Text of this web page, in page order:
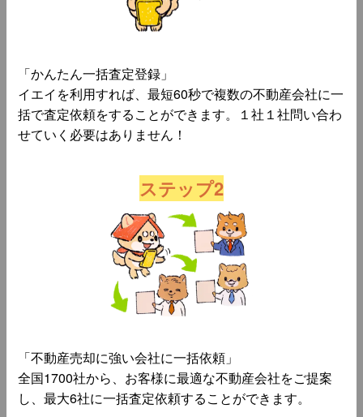
「かんたん一括査定登録」
イエイを利用すれば、最短60秒で複数の不動産会社に一
括で査定依頼をすることができます。１社１社問い合わ
せていく必要はありません！
ステップ2
「不動産売却に強い会社に一括依頼」
全国1700社から、お客様に最適な不動産会社をご提案
し、最大6社に一括査定依頼することができます。